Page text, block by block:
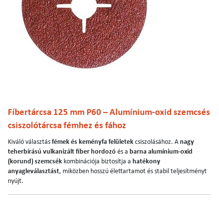
Fíbertárcsa 125 mm P60 – Alumínium-oxid szemcsés
csiszolótárcsa fémhez és fához
Kiváló választás fémek és keményfa felületek csiszolásához. A nagy
teherbírású vulkanizált fíber hordozó és a barna alumínium-oxid
(korund) szemcsék kombinációja biztosítja a hatékony
anyagleválasztást, miközben hosszú élettartamot és stabil teljesítményt
nyújt.